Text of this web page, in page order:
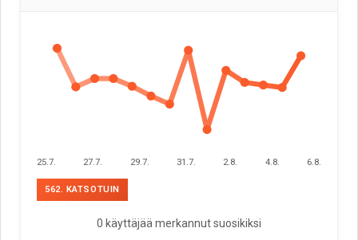
25.7. 27.7. 29.7. 31.7. 2.8. 4.8. 6.8.
562. KATSOTUIN
0 käyttäjää merkannut suosikiksi